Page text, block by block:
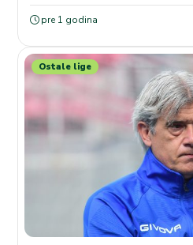
pre 1 godina
Ostale lige